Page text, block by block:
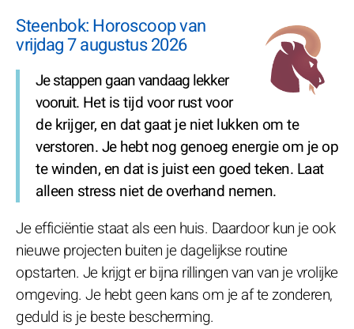
Steenbok: Horoscoop van
vrijdag 7 augustus 2026
Je stappen gaan vandaag lekker
vooruit. Het is tijd voor rust voor
de krijger, en dat gaat je niet lukken om te
verstoren. Je hebt nog genoeg energie om je op
te winden, en dat is juist een goed teken. Laat
alleen stress niet de overhand nemen.
Je efficiëntie staat als een huis. Daardoor kun je ook
nieuwe projecten buiten je dagelijkse routine
opstarten. Je krijgt er bijna rillingen van van je vrolijke
omgeving. Je hebt geen kans om je af te zonderen,
geduld is je beste bescherming.